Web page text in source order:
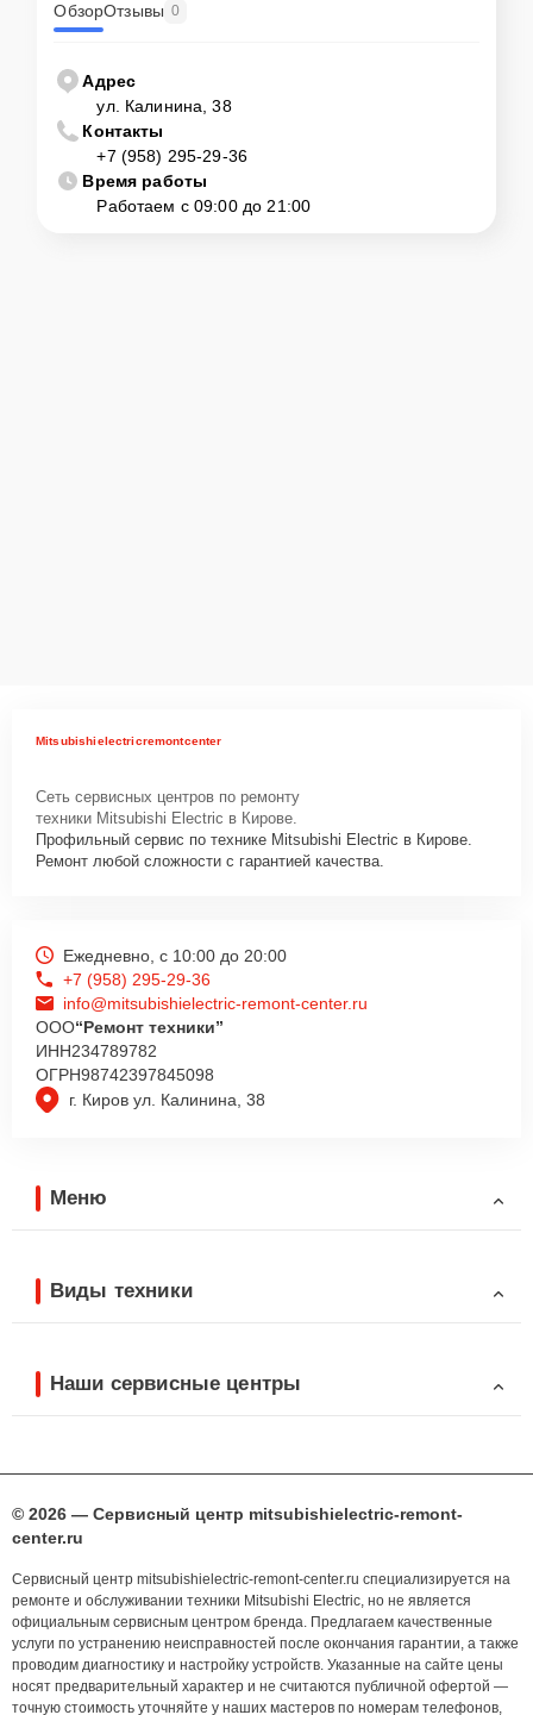
ОбзорОтзывы 0
Адрес
ул. Калинина, 38
Контакты
+7 (958) 295-29-36
Время работы
Работаем с 09:00 до 21:00
Mitsubishielectricremontcenter
Сеть сервисных центров по ремонту
техники Mitsubishi Electric в Кирове.
Профильный сервис по технике Mitsubishi Electric в Кирове.
Ремонт любой сложности с гарантией качества.
г. Киров ул. Калинина, 38
Ежедневно, с 10:00 до 20:00
+7 (958) 295-29-36
info@mitsubishielectric-remont-center.ru
ООО“Ремонт техники”
ИНН234789782
ОГРН98742397845098
Меню
Виды техники
Наши сервисные центры
© 2026 — Сервисный центр mitsubishielectric-remont-
center.ru
Сервисный центр mitsubishielectric-remont-center.ru специализируется на
ремонте и обслуживании техники Mitsubishi Electric, но не является
официальным сервисным центром бренда. Предлагаем качественные
услуги по устранению неисправностей после окончания гарантии, а также
проводим диагностику и настройку устройств. Указанные на сайте цены
носят предварительный характер и не считаются публичной офертой —
точную стоимость уточняйте у наших мастеров по номерам телефонов,